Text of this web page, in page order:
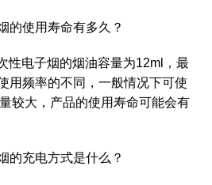
的使用寿命有多久？
性电子烟的烟油容量为12ml，最
用频率的不同，一般情况下可使
较大，产品的使用寿命可能会有
的充电方式是什么？